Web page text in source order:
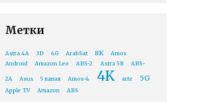
Метки
Astra 4A 3D 6G ArabSat 8K
Amos
Android
Amazon Leo ABS-2 Astra 5B ABS-
2A Asus 5 канал Amos-4 4K arte 5G
Apple TV Amazon ABS